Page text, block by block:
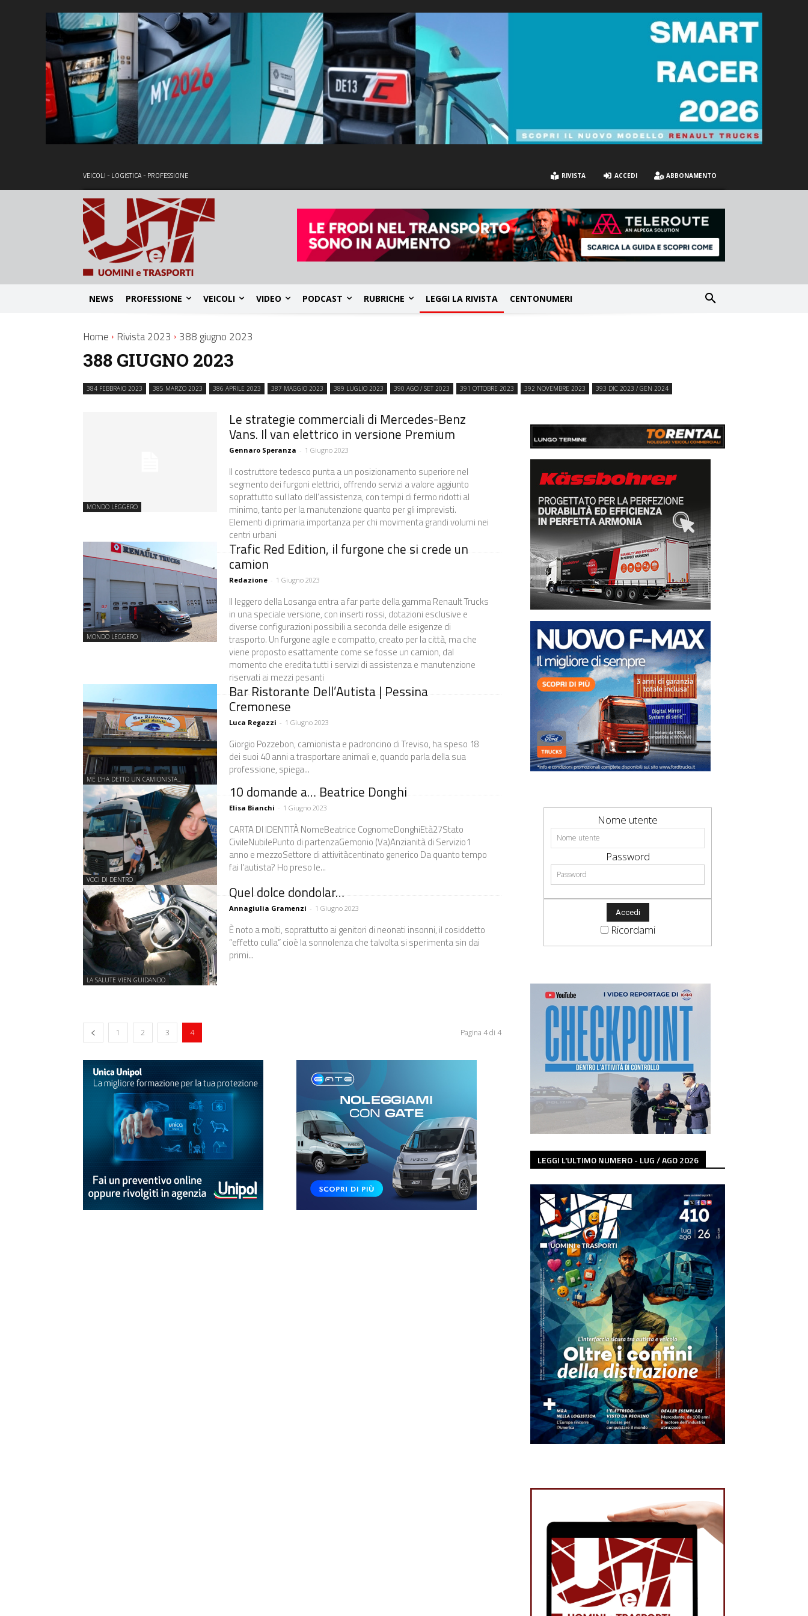
VEICOLI - LOGISTICA - PROFESSIONE RIVISTA ACCEDI ABBONAMENTO
NEWS PROFESSIONE VEICOLI VIDEO PODCAST RUBRICHE LEGGI LA RIVISTA CENTONUMERI
Home Rivista 2023 388 giugno 2023
388 GIUGNO 2023
384 FEBBRAIO 2023 385 MARZO 2023 386 APRILE 2023 387 MAGGIO 2023 389 LUGLIO 2023 390 AGO / SET 2023 391 OTTOBRE 2023 392 NOVEMBRE 2023 393 DIC 2023 / GEN 2024
MONDO LEGGERO
Le strategie commerciali di Mercedes-Benz
Vans. Il van elettrico in versione Premium
Gennaro Speranza - 1 Giugno 2023
Il costruttore tedesco punta a un posizionamento superiore nel
segmento dei furgoni elettrici, offrendo servizi a valore aggiunto
soprattutto sul lato dell’assistenza, con tempi di fermo ridotti al
minimo, tanto per la manutenzione quanto per gli imprevisti.
Elementi di primaria importanza per chi movimenta grandi volumi nei
centri urbani
MONDO LEGGERO
Trafic Red Edition, il furgone che si crede un
camion
Redazione - 1 Giugno 2023
Il leggero della Losanga entra a far parte della gamma Renault Trucks
in una speciale versione, con inserti rossi, dotazioni esclusive e
diverse configurazioni possibili a seconda delle esigenze di
trasporto. Un furgone agile e compatto, creato per la città, ma che
viene proposto esattamente come se fosse un camion, dal
momento che eredita tutti i servizi di assistenza e manutenzione
riservati ai mezzi pesanti
ME L'HA DETTO UN CAMIONISTA...
Bar Ristorante Dell’Autista | Pessina
Cremonese
Luca Regazzi - 1 Giugno 2023
Giorgio Pozzebon, camionista e padroncino di Treviso, ha speso 18
dei suoi 40 anni a trasportare animali e, quando parla della sua
professione, spiega...
VOCI DI DENTRO
10 domande a… Beatrice Donghi
Elisa Bianchi - 1 Giugno 2023
CARTA DI IDENTITÀ NomeBeatrice CognomeDonghiEtà27Stato
CivileNubilePunto di partenzaGemonio (Va)Anzianità di Servizio1
anno e mezzoSettore di attivitàcentinato generico Da quanto tempo
fai l'autista? Ho preso le...
LA SALUTE VIEN GUIDANDO
Quel dolce dondolar…
Annagiulia Gramenzi - 1 Giugno 2023
È noto a molti, soprattutto ai genitori di neonati insonni, il cosiddetto
“effetto culla” cioè la sonnolenza che talvolta si sperimenta sin dai
primi...
1 2 3 4 Pagina 4 di 4
Nome utente
Password
Ricordami
LEGGI L'ULTIMO NUMERO - LUG / AGO 2026